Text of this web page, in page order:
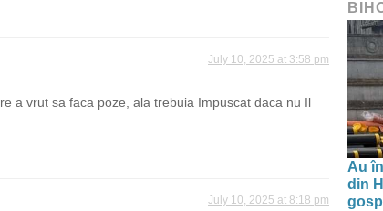
July 10, 2025 at 3:58 pm
a vrut sa faca poze, ala trebuia Impuscat daca nu Il
July 10, 2025 at 8:18 pm
Au
din